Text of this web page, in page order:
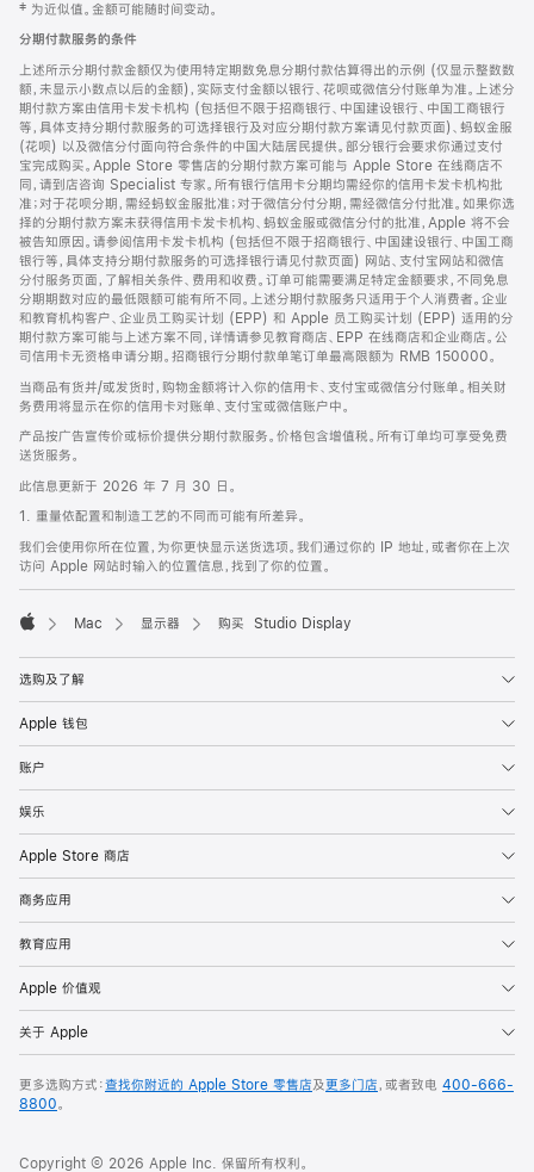
页
页
脚
注
‡ 为近似值。金额可能随时间变动。
分期付款服务的条件
上述所示分期付款金额仅为使用特定期数免息分期付款估算得出的示例 (仅显示整数数
额，未显示小数点以后的金额)，实际支付金额以银行、花呗或微信分付账单为准。上述分
期付款方案由信用卡发卡机构 (包括但不限于招商银行、中国建设银行、中国工商银行
等，具体支持分期付款服务的可选择银行及对应分期付款方案请见付款页面)、蚂蚁金服
(花呗) 以及微信分付面向符合条件的中国大陆居民提供。部分银行会要求你通过支付
宝完成购买。Apple Store 零售店的分期付款方案可能与 Apple Store 在线商店不
同，请到店咨询 Specialist 专家。所有银行信用卡分期均需经你的信用卡发卡机构批
准；对于花呗分期，需经蚂蚁金服批准；对于微信分付分期，需经微信分付批准。如果你选
择的分期付款方案未获得信用卡发卡机构、蚂蚁金服或微信分付的批准，Apple 将不会
被告知原因。请参阅信用卡发卡机构 (包括但不限于招商银行、中国建设银行、中国工商
银行等，具体支持分期付款服务的可选择银行请见付款页面) 网站、支付宝网站和微信
分付服务页面，了解相关条件、费用和收费。订单可能需要满足特定金额要求，不同免息
分期期数对应的最低限额可能有所不同。上述分期付款服务只适用于个人消费者。企业
和教育机构客户、企业员工购买计划 (EPP) 和 Apple 员工购买计划 (EPP) 适用的分
期付款方案可能与上述方案不同，详情请参见教育商店、EPP 在线商店和企业商店。公
司信用卡无资格申请分期。招商银行分期付款单笔订单最高限额为 RMB 150000。
当商品有货并/或发货时，购物金额将计入你的信用卡、支付宝或微信分付账单。相关财
务费用将显示在你的信用卡对账单、支付宝或微信账户中。
产品按广告宣传价或标价提供分期付款服务。价格包含增值税。所有订单均可享受免费
送货服务。
此信息更新于 2026 年 7 月 30 日。
1. 重量依配置和制造工艺的不同而可能有所差异。
我们会使用你所在位置，为你更快显示送货选项。我们通过你的 IP 地址，或者你在上次
访问 Apple 网站时输入的位置信息，找到了你的位置。
Mac 显示器 购买 Studio Display
选购及了解
Apple 钱包
账户
娱乐
Apple Store 商店
商务应用
教育应用
Apple 价值观
关于 Apple
更多选购方式：查找你附近的 Apple Store 零售店及更多门店，或者致电 400-666-
8800。
Copyright © 2026 Apple Inc. 保留所有权利。